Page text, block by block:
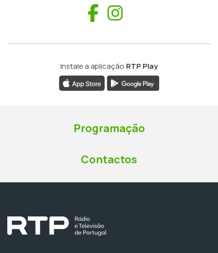
Facebook
Instale a aplicação RTP Play
Programação
Contactos